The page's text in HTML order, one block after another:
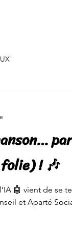
DIY
! 🎶
🤖 vient de se
),